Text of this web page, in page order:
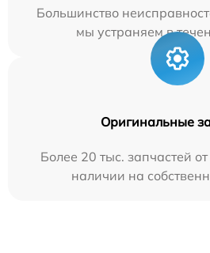
Большинство
мы устраняем в
Оригинальные
Более 20 тыс. запчастей
наличии на